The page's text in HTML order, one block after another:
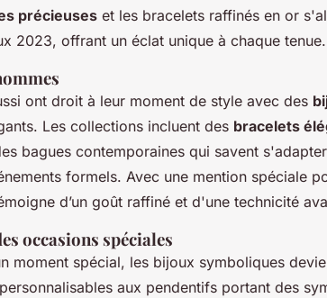
précieuses et les bracelets raffinés en or
2023, offrant un éclat unique à chaque tenue.
ont droit à leur moment de style avec des
Les collections incluent des bracelets
bagues contemporaines qui savent
formels. Avec une mention spéciale
d’un goût raffiné et d'une technicité
occasions spéciales
moment spécial, les bijoux symboliques
aux pendentifs portant des